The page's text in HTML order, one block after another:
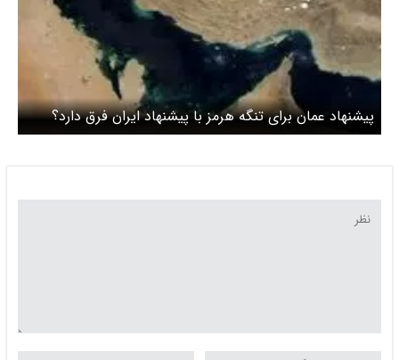
پیشنهاد عمان برای تنگه هرمز با پیشنهاد ایران فرق دارد؟